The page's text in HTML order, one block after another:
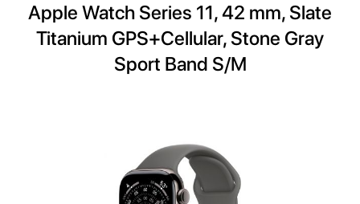
Apple Watch Series 11, 42 mm, Slate
Titanium GPS+Cellular, Stone Gray
Sport Band S/M